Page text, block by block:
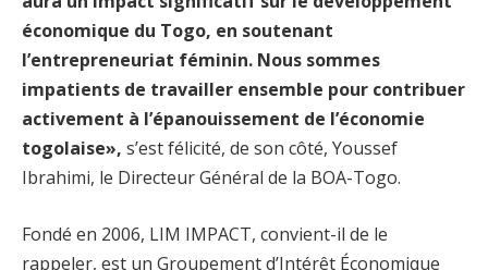
économique du Togo, en soutenant
l’entrepreneuriat féminin. Nous sommes
impatients de travailler ensemble pour contribuer
activement à l’épanouissement de l’économie
togolaise», s’est félicité, de son côté, Youssef
Ibrahimi, le Directeur Général de la BOA-Togo.
Fondé en 2006, LIM IMPACT, convient-il de le
rappeler, est un Groupement d’Intérêt Économique